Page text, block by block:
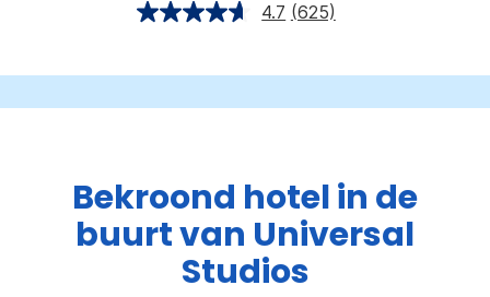
4.7 (625)
Bekroond hotel in de
buurt van Universal
Studios